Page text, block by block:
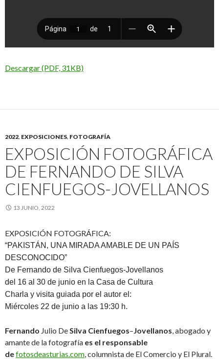
Descargar (PDF, 31KB)
2022, EXPOSICIONES, FOTOGRAFÍA
EXPOSICIÓN FOTOGRÁFICA
DE FERNANDO DE SILVA
CIENFUEGOS-JOVELLANOS
13 JUNIO, 2022
EXPOSICIÓN FOTOGRÁFICA:
“PAKISTÁN, UNA MIRADA AMABLE DE UN PAÍS
DESCONOCIDO”
De Fernando de Silva Cienfuegos-Jovellanos
del 16 al 30 de junio en la Casa de Cultura
Charla y visita guiada por el autor el:
Miércoles 22 de junio a las 19:30 h.
Fernando Julio DeSilva Cienfuegos–Jovellanos, abogado y
amante de la fotografía es el responsable
defotosdeasturias.com, columnista de El Comercio y El Plural.